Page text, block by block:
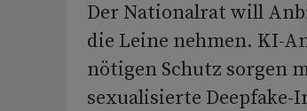
Der Nationalrat will
die Leine nehmen. KI-
nötigen Schutz sorgen
sexualisierte